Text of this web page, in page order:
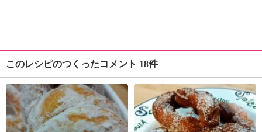
このレシピのつくったコメント 18件